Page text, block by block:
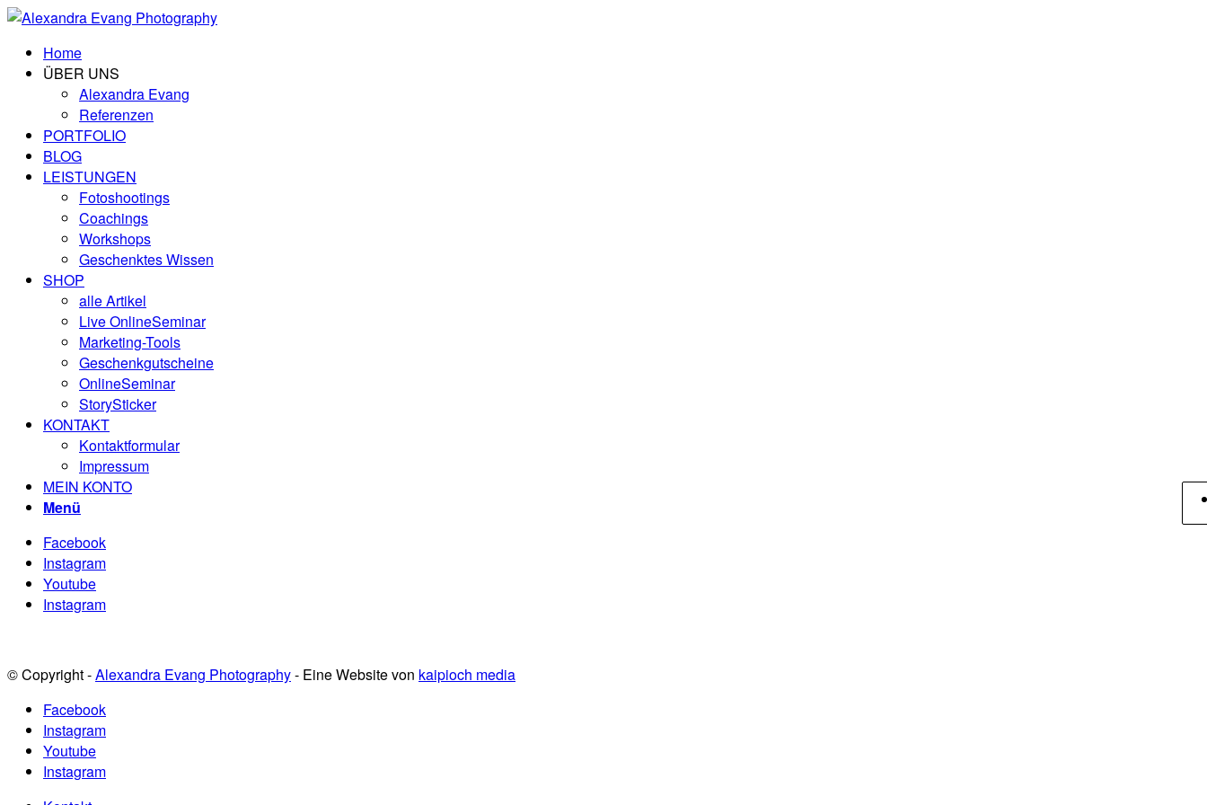
Home
ÜBER UNS
Alexandra Evang
Referenzen
PORTFOLIO
BLOG
LEISTUNGEN
Fotoshootings
Coachings
Workshops
Geschenktes Wissen
SHOP
alle Artikel
Live OnlineSeminar
Marketing-Tools
Geschenkgutscheine
OnlineSeminar
StorySticker
KONTAKT
Kontaktformular
Impressum
MEIN KONTO
Menü
Facebook
Instagram
Youtube
Instagram
© Copyright -Alexandra Evang Photography- Eine Website von kaipioch media
Facebook
Instagram
Youtube
Instagram